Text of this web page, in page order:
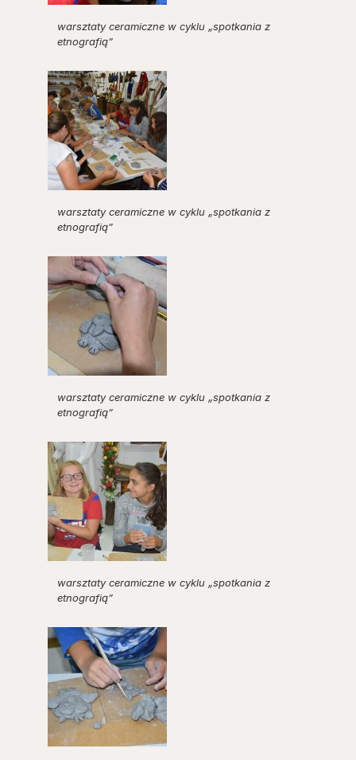
warsztaty ceramiczne w cyklu „spotkania z
etnografią”
warsztaty ceramiczne w cyklu „spotkania z
etnografią”
warsztaty ceramiczne w cyklu „spotkania z
etnografią”
warsztaty ceramiczne w cyklu „spotkania z
etnografią”